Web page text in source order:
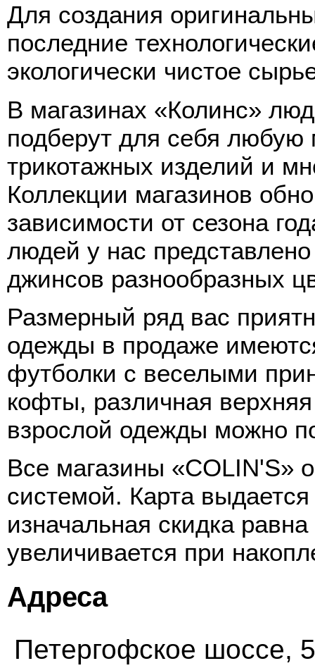
Для создания
последние
экологически чистое
В магазинах «Колинc»
подберут для себя
трикотажных изделий и
Коллекции магазинов
зависимости от сезона
людей у нас
джинсов разнообразных
Размерный ряд вас
одежды в продаже
футболки с веселыми
кофты, различная
взрослой одежды можно
Все магазины «COLIN'S»
системой. Карта
изначальная скидка
увеличивается при
Адреса
Петергофское шоссе,